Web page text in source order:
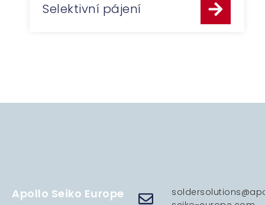
Selektivní pájení
Apollo Seiko Europe